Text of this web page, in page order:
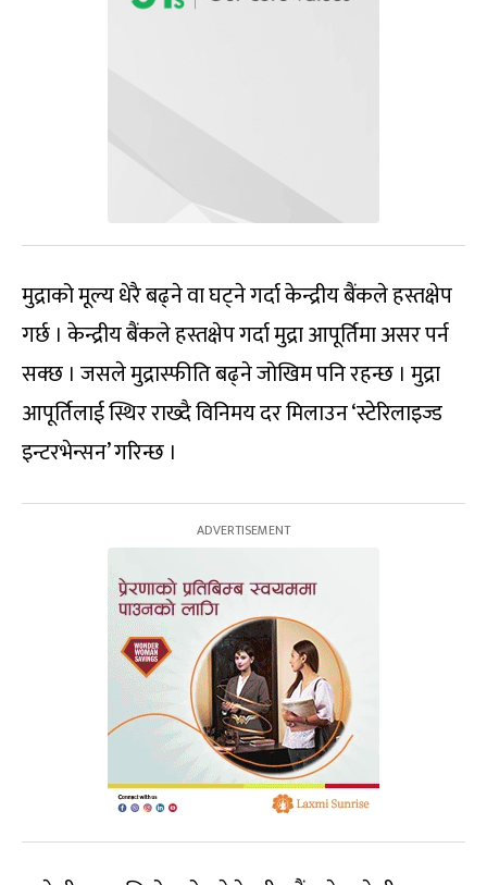
मुद्राको मूल्य धेरै बढ्ने वा घट्ने गर्दा केन्द्रीय बैंकले हस्तक्षेप
गर्छ । केन्द्रीय बैंकले हस्तक्षेप गर्दा मुद्रा आपूर्तिमा असर पर्न
सक्छ । जसले मुद्रास्फीति बढ्ने जोखिम पनि रहन्छ । मुद्रा
आपूर्तिलाई स्थिर राख्दै विनिमय दर मिलाउन ‘स्टेरिलाइज्ड
इन्टरभेन्सन’ गरिन्छ ।